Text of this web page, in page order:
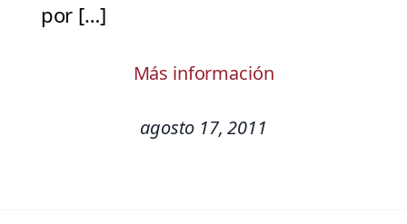
por […]
Más información
agosto 17, 2011